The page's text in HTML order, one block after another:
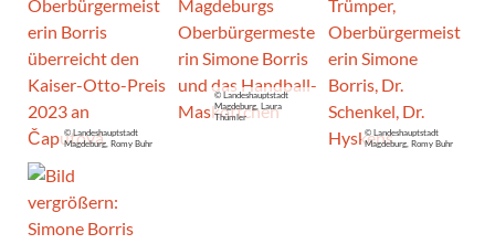
© Landeshauptstadt
Magdeburg, Romy Buhr
© Landeshauptstadt
Magdeburg, Laura
Thümler
© Landeshauptstadt
Magdeburg, Romy Buhr